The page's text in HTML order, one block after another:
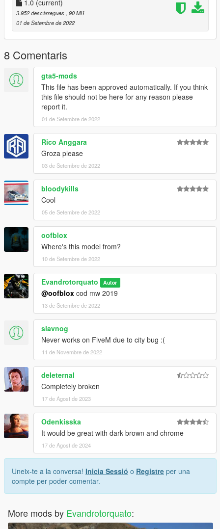
1.0 (current)
3.952 descàrregues , 90 MB
01 de Setembre de 2022
8 Comentaris
gta5-mods
This file has been approved automatically. If you think
this file should not be here for any reason please
report it.
01 de Setembre de 2022
Rico Anggara
Groza please
03 de Setembre de 2022
bloodykills
Cool
05 de Setembre de 2022
oofblox
Where's this model from?
10 de Setembre de 2022
Evandrotorquato Autor
@oofblox cod mw 2019
13 de Setembre de 2022
slavnog
Never works on FiveM due to city bug :(
11 de Novembre de 2022
deleternal
Completely broken
17 de Agost de 2023
Odenkisska
It would be great with dark brown and chrome
17 de Agost de 2024
Uneix-te a la conversa! Inicia Sessió o Registre per una
compte per poder comentar.
More mods by Evandrotorquato: